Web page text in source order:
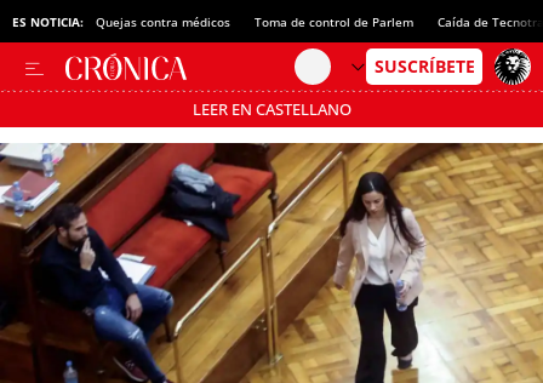
ES NOTICIA: Quejas contra médicos Toma de control de Parlem Caída de
LEER EN CASTELLANO
Pásate al MODO AHORRO